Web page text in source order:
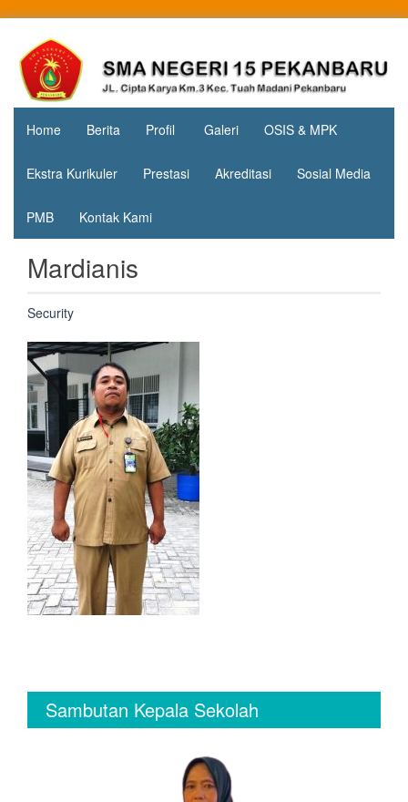
contentSMA
Negeri 15
Pekanbaru
Jl. Cipta
Karya
KM.3, Kec.
Tuah
Madani,
Home Berita Profil Galeri OSIS & MPK
Ekstra Kurikuler Prestasi Akreditasi Sosial Media
PMB Kontak Kami
Mardianis
Security
Sambutan Kepala Sekolah